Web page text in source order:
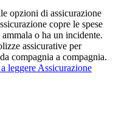
opzioni di assicurazione
copre le spese
o ha un incidente.
assicurative per
compagnia a compagnia.
leggere Assicurazione